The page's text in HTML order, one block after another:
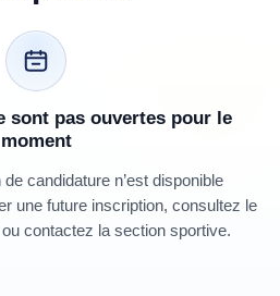
sont pas ouvertes pour le
moment
candidature n’est disponible
une future inscription, consultez le
contactez la section sportive.